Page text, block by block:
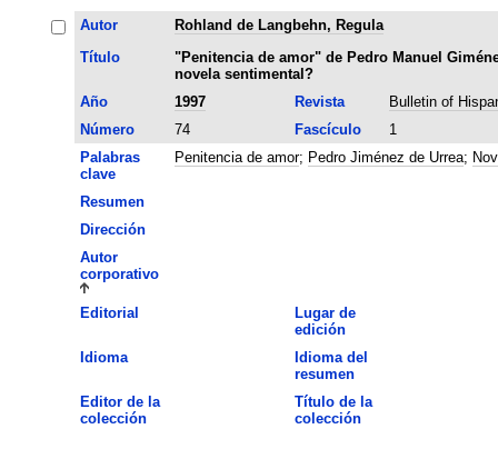
Autor
Rohland de Langbehn, Regula
Título
"Penitencia de amor" de Pedro Manuel
novela sentimental?
Año
1997 Revista
Bulletin of
Número
74 Fascículo
1
Palabras
clave
Penitencia de amor; Pedro Jiménez de Urrea;
Resumen
Dirección
Autor
corporativo
Editorial
Lugar de
edición
Idioma
Idioma del
resumen
Editor de la
colección
Título de la
colección